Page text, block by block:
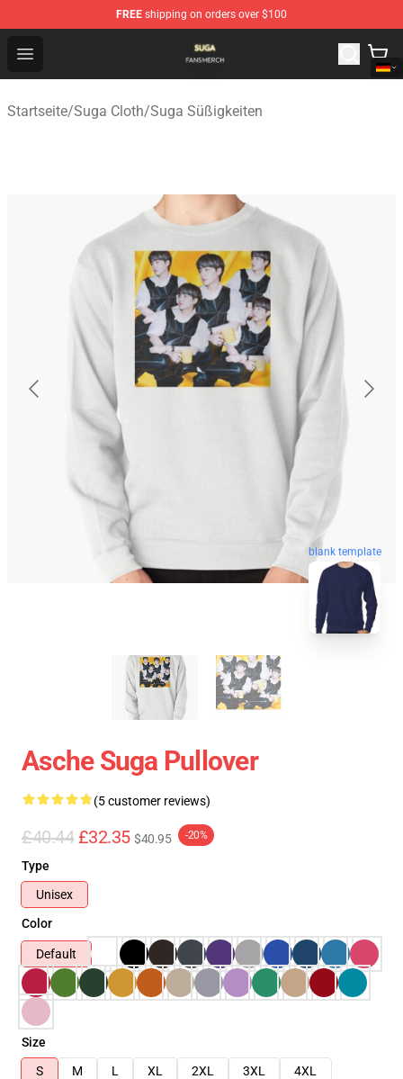
FREE shipping on orders over $100
Open menu
Suga Shop - Official Suga Merchandise Store
Startseite/Suga Cloth/Suga Süßigkeiten
blank template
Asche Suga Pullover
(5 customer reviews)
£40.44 £32.35 $40.95 -20%
Type
Unisex
Color
Default
Size
S
M L XL 2XL 3XL
4XL